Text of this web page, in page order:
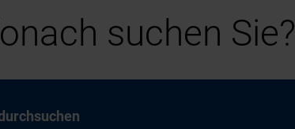
suchen Sie?